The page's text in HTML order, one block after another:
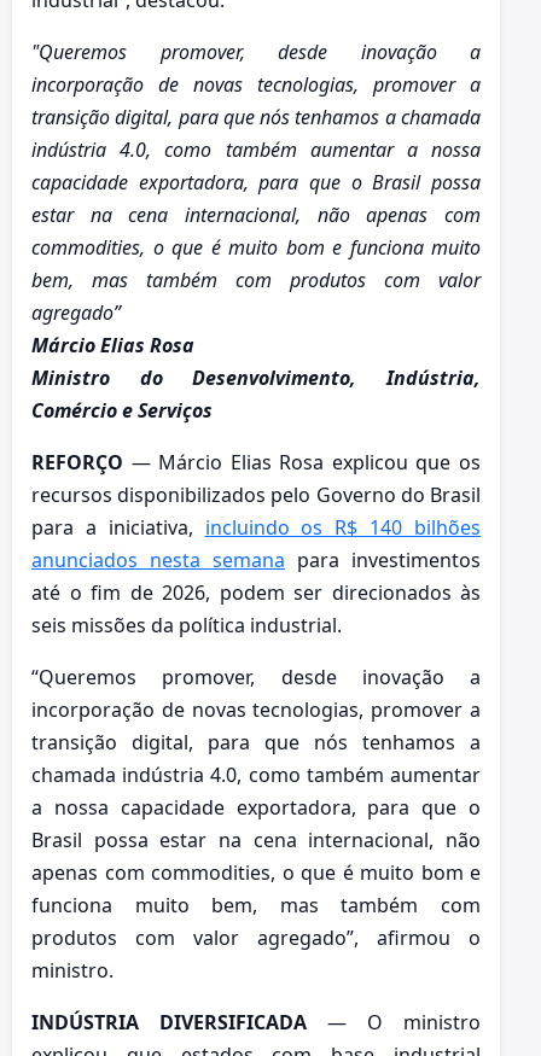
"Queremos promover, desde inovação a
incorporação de novas tecnologias, promover a
transição digital, para que nós tenhamos a chamada
indústria 4.0, como também aumentar a nossa
capacidade exportadora, para que o Brasil possa
estar na cena internacional, não apenas com
commodities, o que é muito bom e funciona muito
bem, mas também com produtos com valor
agregado”
Márcio Elias Rosa
Ministro do Desenvolvimento, Indústria,
Comércio e Serviços
REFORÇO — Márcio Elias Rosa explicou que os
recursos disponibilizados pelo Governo do Brasil
para a iniciativa, incluindo os R$ 140 bilhões
anunciados nesta semana para investimentos
até o fim de 2026, podem ser direcionados às
seis missões da política industrial.
“Queremos promover, desde inovação a
incorporação de novas tecnologias, promover a
transição digital, para que nós tenhamos a
chamada indústria 4.0, como também aumentar
a nossa capacidade exportadora, para que o
Brasil possa estar na cena internacional, não
apenas com commodities, o que é muito bom e
funciona muito bem, mas também com
produtos com valor agregado”, afirmou o
ministro.
INDÚSTRIA DIVERSIFICADA — O ministro